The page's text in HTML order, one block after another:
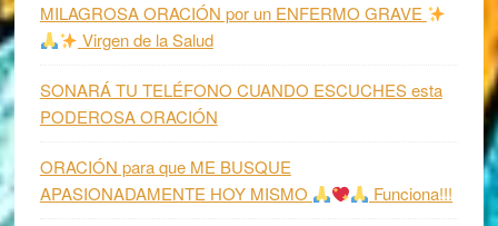
MILAGROSA ORACIÓN por un ENFERMO GRAVE
Virgen de la Salud
SONARÁ TU TELÉFONO CUANDO ESCUCHES esta
PODEROSA ORACIÓN
ORACIÓN para que ME BUSQUE
APASIONADAMENTE HOY MISMO
Funciona!!!